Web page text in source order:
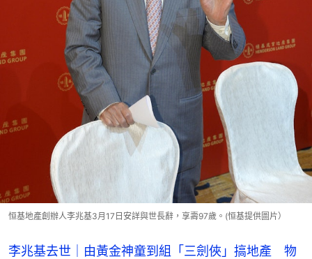
恒基地產創辦人李兆基3月17日安詳與世長辭，享壽97歲。(恒基提供圖片）
李兆基去世｜由黃金神童到組「三劍俠」搞地產 物